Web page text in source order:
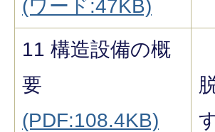
(ワード:47KB)
11 構造設備の概
要
(PDF:108.4KB)